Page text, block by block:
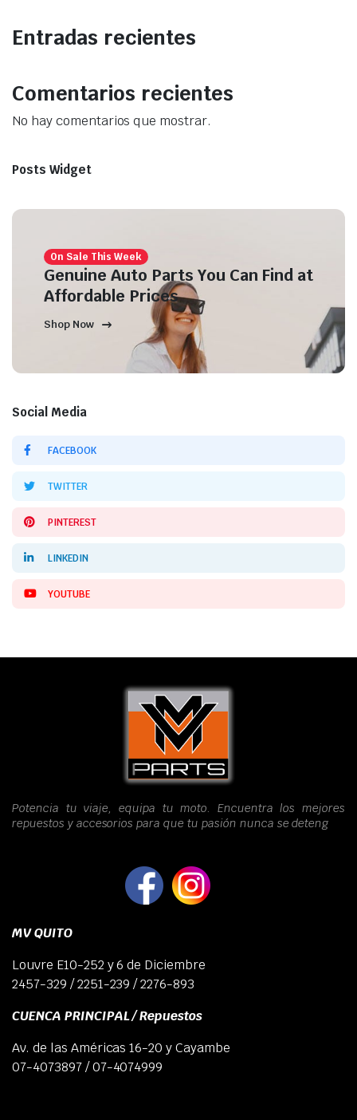
Entradas recientes
Comentarios recientes
No hay comentarios que mostrar.
Posts Widget
On Sale This Week
Genuine Auto Parts You Can Find at
Affordable Prices
Shop Now
Social Media
FACEBOOK
TWITTER
PINTEREST
LINKEDIN
YOUTUBE
Potencia tu viaje, equipa tu moto. Encuentra los mejores
repuestos y accesorios para que tu pasión nunca se deteng
MV QUITO
Louvre E10-252 y 6 de Diciembre
2457-329 / 2251-239 / 2276-893
CUENCA PRINCIPAL / Repuestos
Av. de las Américas 16-20 y Cayambe
07-4073897 / 07-4074999